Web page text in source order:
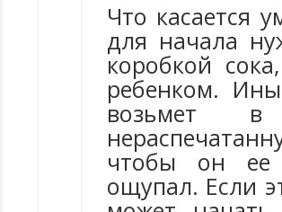
Что касается
для начала
коробкой
ребенком.
возьмет
чтобы он ее
ощупал. Если